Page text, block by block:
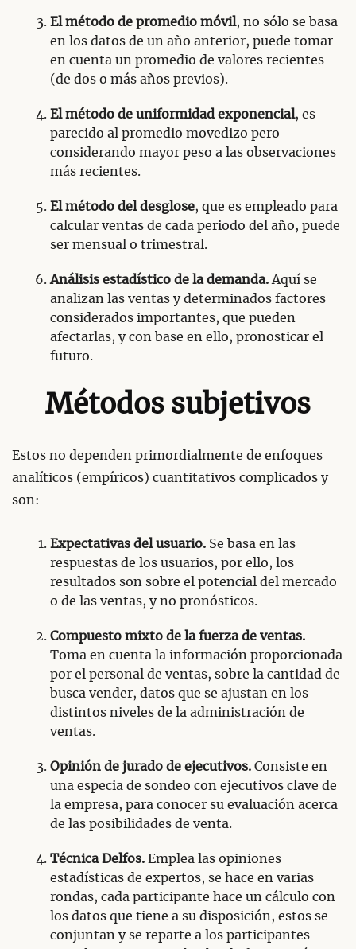
El método de promedio móvil, no sólo se basa
en los datos de un año anterior, puede tomar
en cuenta un promedio de valores recientes
(de dos o más años previos).
El método de uniformidad exponencial, es
parecido al promedio movedizo pero
considerando mayor peso a las observaciones
más recientes.
El método del desglose, que es empleado para
calcular ventas de cada periodo del año, puede
ser mensual o trimestral.
Análisis estadístico de la demanda.Aquí se
analizan las ventas y determinados factores
considerados importantes, que pueden
afectarlas, y con base en ello, pronosticar el
futuro.
Métodos subjetivos
Estos no dependen primordialmente de enfoques
analíticos (empíricos) cuantitativos complicados y
son:
Expectativas del usuario. Se basa en las
respuestas de los usuarios, por ello, los
resultados son sobre el potencial del mercado
o de las ventas, y no pronósticos.
Compuesto mixto de la fuerza de ventas.
Toma en cuenta la información proporcionada
por el personal de ventas, sobre la cantidad de
busca vender, datos que se ajustan en los
distintos niveles de la administración de
ventas.
Opinión de jurado de ejecutivos. Consiste en
una especia de sondeo con ejecutivos clave de
la empresa, para conocer su evaluación acerca
de las posibilidades de venta.
Técnica Delfos. Emplea las opiniones
estadísticas de expertos, se hace en varias
rondas, cada participante hace un cálculo con
los datos que tiene a su disposición, estos se
conjuntan y se reparte a los participantes